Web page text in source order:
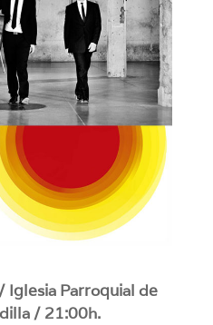
Iglesia Parroquial de
/ 21:00h.